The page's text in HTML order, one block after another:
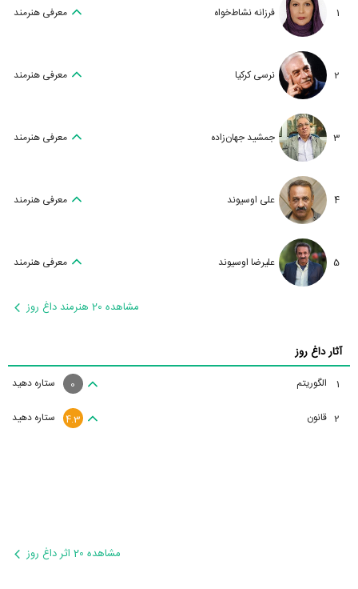
1 فرزانه نشاط‌خواه معرفی هنرمند
2 نرسی کرکیا معرفی هنرمند
3 جمشید جهان‌زاده معرفی هنرمند
4 علی اوسیوند معرفی هنرمند
5 علیرضا اوسیوند معرفی هنرمند
مشاهده 20 هنرمند داغ روز
آثار داغ روز
1 الگوریتم ستاره دهید 0
2 قانون ستاره دهید 4.3
مشاهده 20 اثر داغ روز